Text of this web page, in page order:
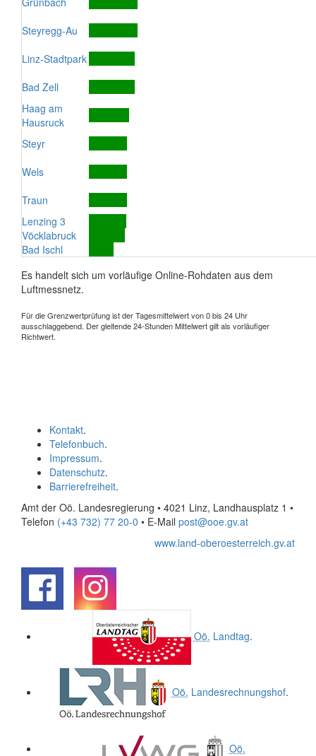
Steyregg-Au
Linz-Stadtpark
Bad Zell
Haag am
Hausruck
Steyr
Wels
Traun
Lenzing 3
Vöcklabruck
Bad Ischl
Es handelt sich um vorläufige Online-Rohdaten aus dem
Luftmessnetz.
Für die Grenzwertprüfung ist der Tagesmittelwert von 0 bis 24 Uhr
ausschlaggebend. Der gleitende 24-Stunden Mittelwert gilt als vorläufiger
Richtwert.
Kontakt.
Telefonbuch.
Impressum.
Datenschutz.
Barrierefreiheit.
Amt der Oö. Landesregierung • 4021 Linz, Landhausplatz 1 •
Telefon (+43 732) 77 20-0 • E-Mail post@ooe.gv.at
www.land-oberoesterreich.gv.at
Oö. Landtag.
Oö. Landesrechnungshof.
Oö.